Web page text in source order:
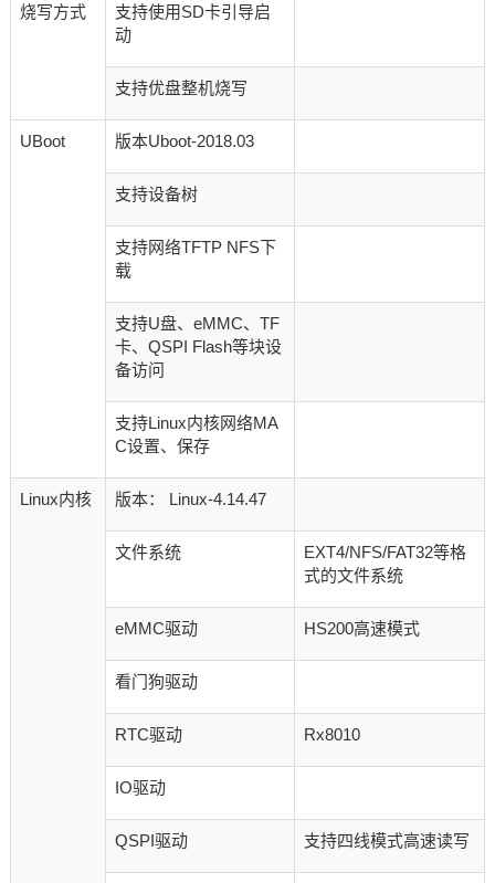
烧写方式
支持使用SD卡引导启
动
支持优盘整机烧写
UBoot 版本Uboot-2018.03
支持设备树
支持网络TFTP NFS下
载
支持U盘、eMMC、TF
卡、QSPI Flash等块设
备访问
支持Linux内核网络MA
C设置、保存
Linux内核 版本： Linux-4.14.47
文件系统
EXT4/NFS/FAT32等格
式的文件系统
eMMC驱动 HS200高速模式
看门狗驱动
RTC驱动 Rx8010
IO驱动
QSPI驱动 支持四线模式高速读写